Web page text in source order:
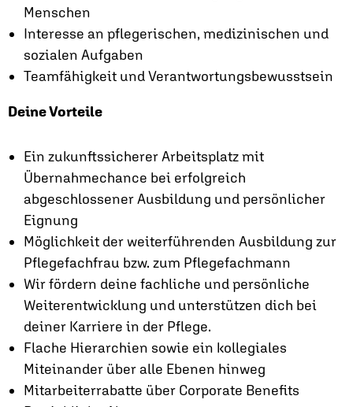
Menschen
Interesse an pflegerischen, medizinischen und
sozialen Aufgaben
Teamfähigkeit und Verantwortungsbewusstsein
Deine Vorteile
Ein zukunftssicherer Arbeitsplatz mit
Übernahmechance bei erfolgreich
abgeschlossener Ausbildung und persönlicher
Eignung
Möglichkeit der weiterführenden Ausbildung zur
Pflegefachfrau bzw. zum Pflegefachmann
Wir fördern deine fachliche und persönliche
Weiterentwicklung und unterstützen dich bei
deiner Karriere in der Pflege.
Flache Hierarchien sowie ein kollegiales
Miteinander über alle Ebenen hinweg
Mitarbeiterrabatte über Corporate Benefits